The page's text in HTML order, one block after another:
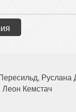
Руслана
Кемстач